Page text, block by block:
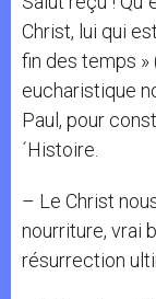
Christ, lui qui
fin des temps
eucharistique
Paul, pour
´Histoire.
– Le Christ
nourriture, vrai
résurrection